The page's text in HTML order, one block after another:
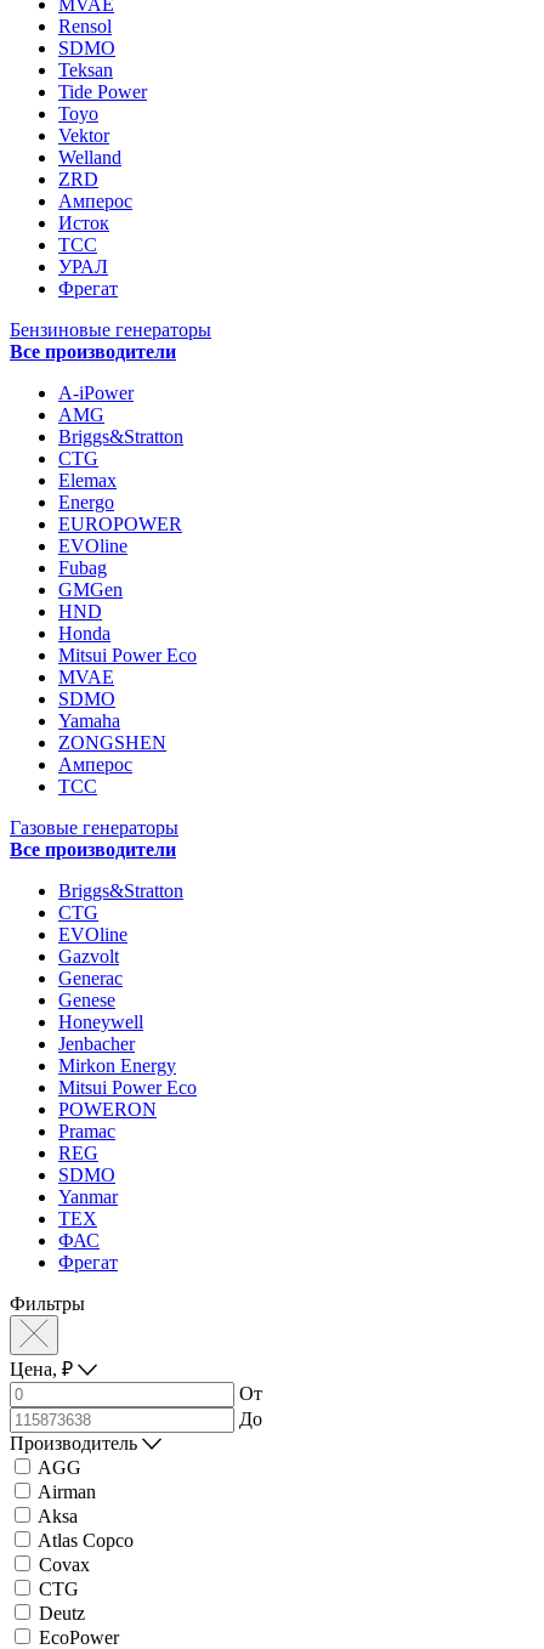
MVAE
Rensol
SDMO
Teksan
Tide Power
Toyo
Vektor
Welland
ZRD
Амперос
Исток
ТСС
УРАЛ
Фрегат
Бензиновые генераторы
Все производители
A-iPower
AMG
Briggs&Stratton
CTG
Elemax
Energo
EUROPOWER
EVOline
Fubag
GMGen
HND
Honda
Mitsui Power Eco
MVAE
SDMO
Yamaha
ZONGSHEN
Амперос
ТСС
Газовые генераторы
Все производители
Briggs&Stratton
CTG
EVOline
Gazvolt
Generac
Genese
Honeywell
Jenbacher
Mirkon Energy
Mitsui Power Eco
POWERON
Pramac
REG
SDMO
Yanmar
ТЕХ
ФАС
Фрегат
Фильтры
Цена, ₽
От
До
Производитель
AGG
Airman
Aksa
Atlas Copco
Covax
CTG
Deutz
EcoPower